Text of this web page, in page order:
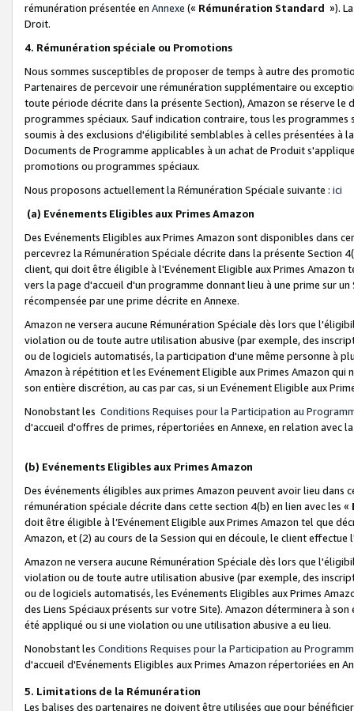
rémunération présentée en Annexe (« Rémunération Standard »).
Droit.
4. Rémunération spéciale ou Promotions
Nous sommes susceptibles de proposer de temps à autre des
Partenaires de percevoir une rémunération supplémentaire ou
toute période décrite dans la présente Section), Amazon se réserve
programmes spéciaux. Sauf indication contraire, tous les
soumis à des exclusions d'éligibilité semblables à celles présentées à
Documents de Programme applicables à un achat de Produit
promotions ou programmes spéciaux.
Nous proposons actuellement la Rémunération Spéciale suivante : ici
(a) Evénements Eligibles aux Primes Amazon
Des Evénements Eligibles aux Primes Amazon sont disponibles dans
percevrez la Rémunération Spéciale décrite dans la présente Section
client, qui doit être éligible à l'Evénement Eligible aux Primes Amazon
vers la page d'accueil d'un programme donnant lieu à une prime sur
récompensée par une prime décrite en Annexe.
Amazon ne versera aucune Rémunération Spéciale dès lors que
violation ou de toute autre utilisation abusive (par exemple, des
ou de logiciels automatisés, la participation d'une même personne à
Amazon à répétition et les Evénement Eligible aux Primes Amazon qui
son entière discrétion, au cas par cas, si un Evénement Eligible aux
Nonobstant les Conditions Requises pour la Participation au
d'accueil d'offres de primes, répertoriées en Annexe, en relation avec
(b) Evénements Eligibles aux Primes Amazon
Des événements éligibles aux primes Amazon peuvent avoir lieu dans
rémunération spéciale décrite dans cette section 4(b) en lien avec les «
doit être éligible à l’Evénement Eligible aux Primes Amazon tel que
Amazon, et (2) au cours de la Session qui en découle, le client
Amazon ne versera aucune Rémunération Spéciale dès lors que
violation ou de toute autre utilisation abusive (par exemple, des
ou de logiciels automatisés, les Evénements Eligibles aux Primes
des Liens Spéciaux présents sur votre Site). Amazon déterminera à
été appliqué ou si une violation ou une utilisation abusive a eu lieu.
Nonobstant les Conditions Requises pour la Participation au
d'accueil d'Evénements Eligibles aux Primes Amazon répertoriées en
5. Limitations de la Rémunération
Les balises des partenaires ne doivent être utilisées que pour